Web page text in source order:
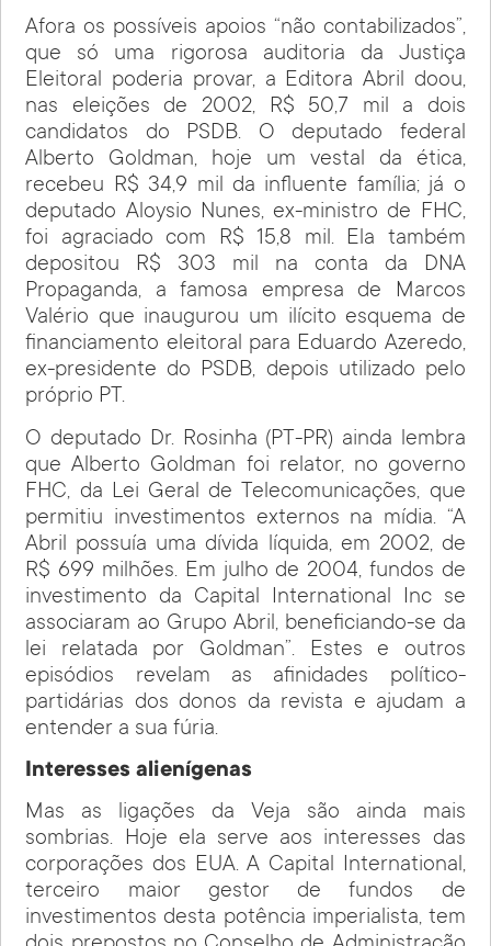
Afora os possíveis apoios “não contabilizados”,
que só uma rigorosa auditoria da Justiça
Eleitoral poderia provar, a Editora Abril doou,
nas eleições de 2002, R$ 50,7 mil a dois
candidatos do PSDB. O deputado federal
Alberto Goldman, hoje um vestal da ética,
recebeu R$ 34,9 mil da influente família; já o
deputado Aloysio Nunes, ex-ministro de FHC,
foi agraciado com R$ 15,8 mil. Ela também
depositou R$ 303 mil na conta da DNA
Propaganda, a famosa empresa de Marcos
Valério que inaugurou um ilícito esquema de
financiamento eleitoral para Eduardo Azeredo,
ex-presidente do PSDB, depois utilizado pelo
próprio PT.
O deputado Dr. Rosinha (PT-PR) ainda lembra
que Alberto Goldman foi relator, no governo
FHC, da Lei Geral de Telecomunicações, que
permitiu investimentos externos na mídia. “A
Abril possuía uma dívida líquida, em 2002, de
R$ 699 milhões. Em julho de 2004, fundos de
investimento da Capital International Inc se
associaram ao Grupo Abril, beneficiando-se da
lei relatada por Goldman”. Estes e outros
episódios revelam as afinidades político-
partidárias dos donos da revista e ajudam a
entender a sua fúria.
Interesses alienígenas
Mas as ligações da Veja são ainda mais
sombrias. Hoje ela serve aos interesses das
corporações dos EUA. A Capital International,
terceiro maior gestor de fundos de
investimentos desta potência imperialista, tem